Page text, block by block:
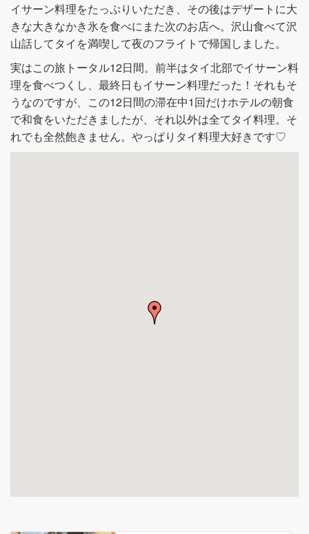
イサーン料理をたっぷりいただき、その後はデザートに大
きな大きなかき氷を食べにまた次のお店へ。沢山食べて沢
山話してタイを満喫して夜のフライトで帰国しました。
実はこの旅トータル12日間。前半はタイ北部でイサーン料
理を食べつくし、最終日もイサーン料理だった！それもそ
うなのですが、この12日間の滞在中1回だけホテルの朝食
で和食をいただきましたが、それ以外は全てタイ料理。そ
れでも全然飽きません。やっぱりタイ料理大好きです♡